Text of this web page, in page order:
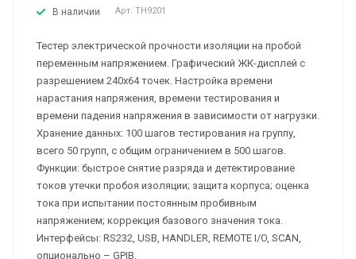
В наличии Арт. ТН9201
Тестер электрической прочности изоляции на пробой
переменным напряжением. Графический ЖК-дисплей с
разрешением 240х64 точек. Настройка времени
нарастания напряжения, времени тестирования и
времени падения напряжения в зависимости от нагрузки.
Хранение данных: 100 шагов тестирования на группу,
всего 50 групп, с общим ограничением в 500 шагов.
Функции: быстрое снятие разряда и детектирование
токов утечки пробоя изоляции; защита корпуса; оценка
тока при испытании постоянным пробивным
напряжением; коррекция базового значения тока.
Интерфейсы: RS232, USB, HANDLER, REMOTE I/O, SCAN,
опционально – GPIB.